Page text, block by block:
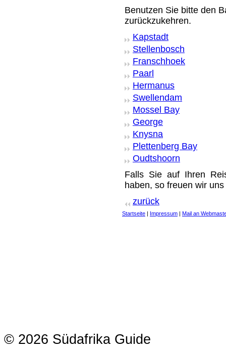
Benutzen Sie bitte den
zurückzukehren.
Kapstadt
Stellenbosch
Franschhoek
Paarl
Hermanus
Swellendam
Mossel Bay
George
Knysna
Plettenberg Bay
Oudtshoorn
Falls Sie auf Ihren
haben, so freuen wir
zurück
Startseite Impressum Mail an
© 2026 Südafrika Guide